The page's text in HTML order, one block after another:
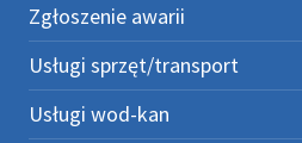
Zgłoszenie awarii
Usługi sprzęt/transport
Usługi wod-kan